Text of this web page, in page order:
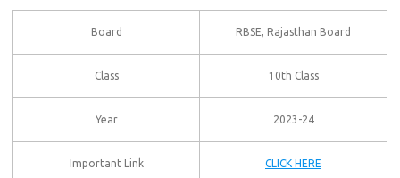
Board RBSE, Rajasthan Board
Class 10th Class
Year 2023-24
Important Link CLICK HERE